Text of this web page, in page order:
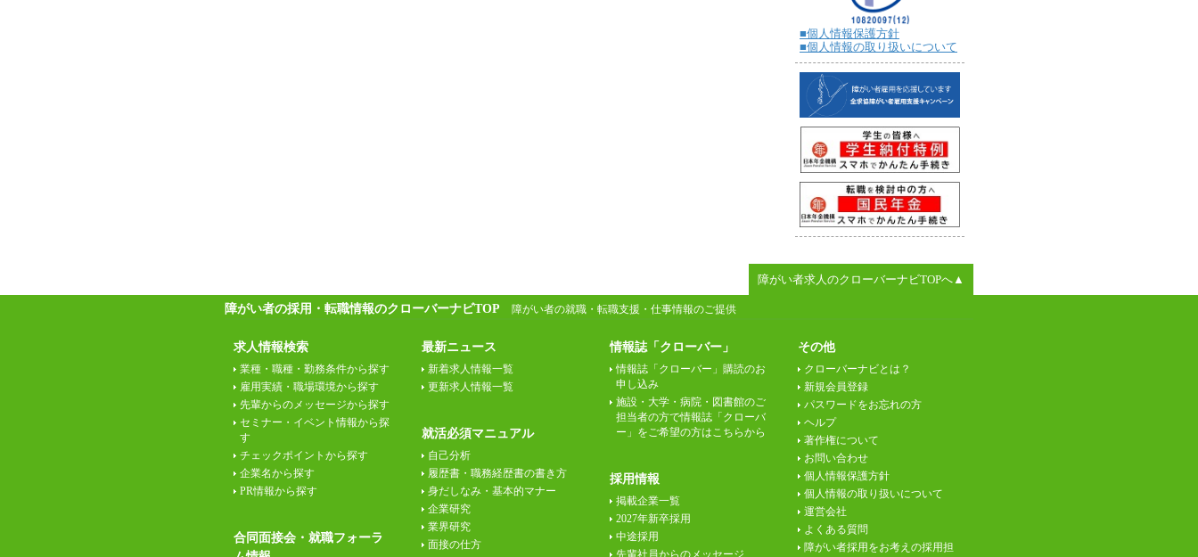
■個人情報保護方針
■個人情報の取り扱いについて
障がい者求人のクローバーナビTOPへ▲
障がい者の採用・転職情報のクローバーナビTOP 障がい者の就職・転職支援・仕事情報のご提供
求人情報検索
業種・職種・勤務条件から探す
雇用実績・職場環境から探す
先輩からのメッセージから探す
セミナー・イベント情報から探
す
チェックポイントから探す
企業名から探す
PR情報から探す
合同面接会・就職フォーラ
最新ニュース
新着求人情報一覧
更新求人情報一覧
就活必須マニュアル
自己分析
履歴書・職務経歴書の書き方
身だしなみ・基本的マナー
企業研究
業界研究
面接の仕方
情報誌「クローバー」
情報誌「クローバー」購読のお
申し込み
施設・大学・病院・図書館のご
担当者の方で情報誌「クローバ
ー」をご希望の方はこちらから
採用情報
掲載企業一覧
2027年新卒採用
中途採用
先輩社員からのメッセージ
その他
クローバーナビとは？
新規会員登録
パスワードをお忘れの方
ヘルプ
著作権について
お問い合わせ
個人情報保護方針
個人情報の取り扱いについて
運営会社
よくある質問
障がい者採用をお考えの採用担